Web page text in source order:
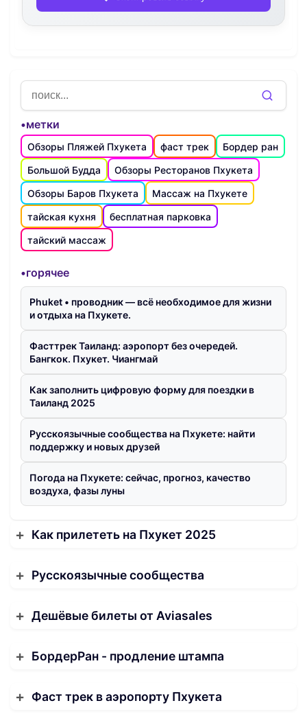
•метки
Обзоры Пляжей Пхукета фаст трек
Бордер ран
Большой Будда
Обзоры Ресторанов Пхукета
Обзоры Баров Пхукета
Массаж на Пхукете
тайская кухня
бесплатная парковка
тайский массаж
•горячее
Phuket • проводник — всё необходимое для жизни
и отдыха на Пхукете.
Фасттрек Таиланд: аэропорт без очередей.
Бангкок. Пхукет. Чиангмай
Как заполнить цифровую форму для поездки в
Таиланд 2025
Русскоязычные сообщества на Пхукете: найти
поддержку и новых друзей
Погода на Пхукете: сейчас, прогноз, качество
воздуха, фазы луны
Как прилететь на Пхукет 2025
Русскоязычные сообщества
Дешёвые билеты от Aviasales
БордерРан - продление штампа
Фаст трек в аэропорту Пхукета